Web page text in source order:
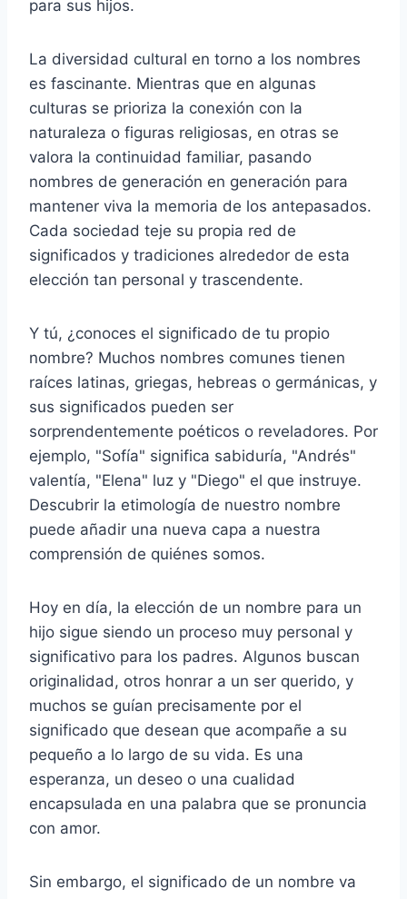
para sus hijos.
La diversidad cultural en torno a los nombres
es fascinante. Mientras que en algunas
culturas se prioriza la conexión con la
naturaleza o figuras religiosas, en otras se
valora la continuidad familiar, pasando
nombres de generación en generación para
mantener viva la memoria de los antepasados.
Cada sociedad teje su propia red de
significados y tradiciones alrededor de esta
elección tan personal y trascendente.
Y tú, ¿conoces el significado de tu propio
nombre? Muchos nombres comunes tienen
raíces latinas, griegas, hebreas o germánicas, y
sus significados pueden ser
sorprendentemente poéticos o reveladores. Por
ejemplo, "Sofía" significa sabiduría, "Andrés"
valentía, "Elena" luz y "Diego" el que instruye.
Descubrir la etimología de nuestro nombre
puede añadir una nueva capa a nuestra
comprensión de quiénes somos.
Hoy en día, la elección de un nombre para un
hijo sigue siendo un proceso muy personal y
significativo para los padres. Algunos buscan
originalidad, otros honrar a un ser querido, y
muchos se guían precisamente por el
significado que desean que acompañe a su
pequeño a lo largo de su vida. Es una
esperanza, un deseo o una cualidad
encapsulada en una palabra que se pronuncia
con amor.
Sin embargo, el significado de un nombre va